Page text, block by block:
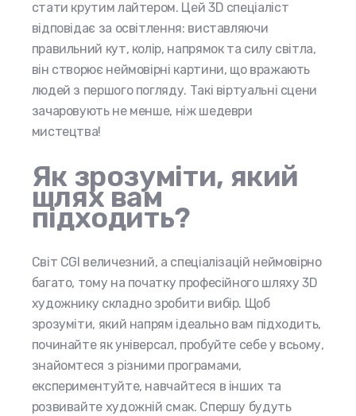
стати крутим лайтером. Цей 3D спеціаліст
відповідає за освітлення: виставляючи
правильний кут, колір, напрямок та силу світла,
він створює неймовірні картини, що вражають
людей з першого погляду. Такі віртуальні сцени
зачаровують не менше, ніж шедеври
мистецтва!
Як зрозуміти, який
шлях вам
підходить?
Світ CGI величезний, а спеціалізацій неймовірно
багато, тому на початку професійного шляху 3D
художнику складно зробити вибір. Щоб
зрозуміти, який напрям ідеально вам підходить,
починайте як універсал, пробуйте себе у всьому,
знайомтеся з різними програмами,
експериментуйте, навчайтеся в інших та
розвивайте художній смак. Спершу будуть